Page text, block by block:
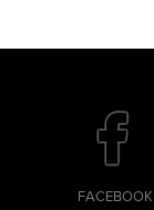
FACEBOOK